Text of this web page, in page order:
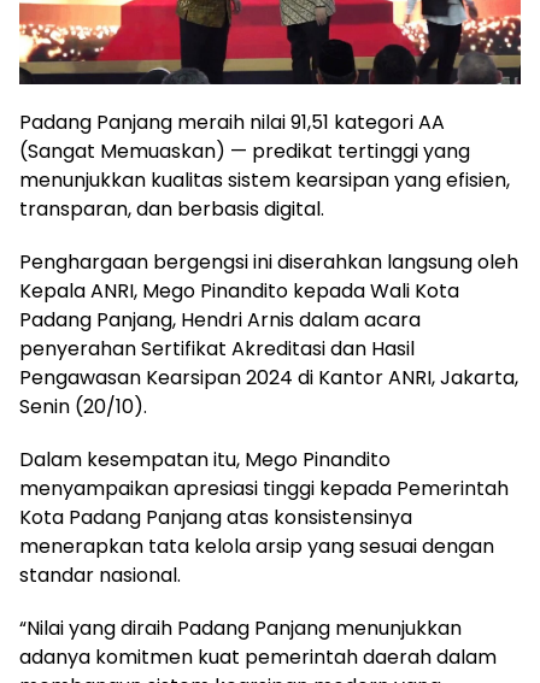
Padang Panjang meraih nilai 91,51 kategori AA
(Sangat Memuaskan) — predikat tertinggi yang
menunjukkan kualitas sistem kearsipan yang efisien,
transparan, dan berbasis digital.
Penghargaan bergengsi ini diserahkan langsung oleh
Kepala ANRI, Mego Pinandito kepada Wali Kota
Padang Panjang, Hendri Arnis dalam acara
penyerahan Sertifikat Akreditasi dan Hasil
Pengawasan Kearsipan 2024 di Kantor ANRI, Jakarta,
Senin (20/10).
Dalam kesempatan itu, Mego Pinandito
menyampaikan apresiasi tinggi kepada Pemerintah
Kota Padang Panjang atas konsistensinya
menerapkan tata kelola arsip yang sesuai dengan
standar nasional.
“Nilai yang diraih Padang Panjang menunjukkan
adanya komitmen kuat pemerintah daerah dalam